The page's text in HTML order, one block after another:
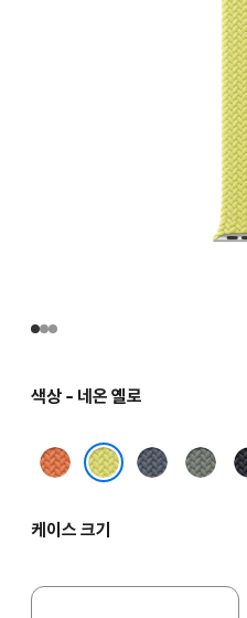
색상 - 네온 옐로
터머릭
앵커
그린
케이스 크기